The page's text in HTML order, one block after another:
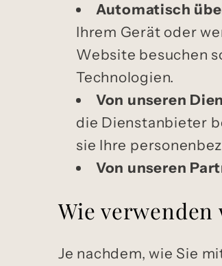
Automatisch
Ihrem Gerät oder
Website besuchen
Technologien.
Von unseren
die Dienstanbieter
sie Ihre
Von unseren
Wie
Je nachdem, wie Sie